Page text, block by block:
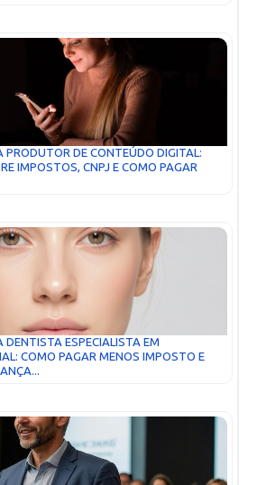
PRODUTOR DE CONTEÚDO DIGITAL:
IMPOSTOS, CNPJ E COMO PAGAR
DENTISTA ESPECIALISTA EM
COMO PAGAR MENOS IMPOSTO E